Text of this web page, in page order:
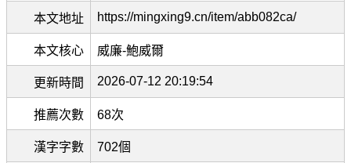
本文地址 https://mingxing9.cn/item/abb082ca/
本文核心 威廉-鮑威爾
更新時間 2026-07-12 20:19:54
推薦次數 68次
漢字字數 702個